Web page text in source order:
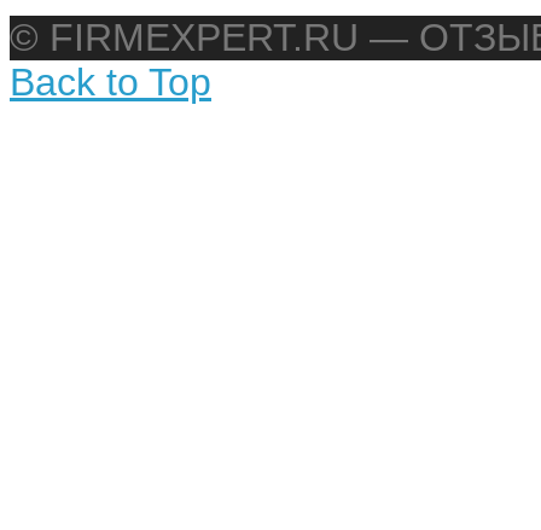
© FIRMEXPERT.RU —
Back to Top